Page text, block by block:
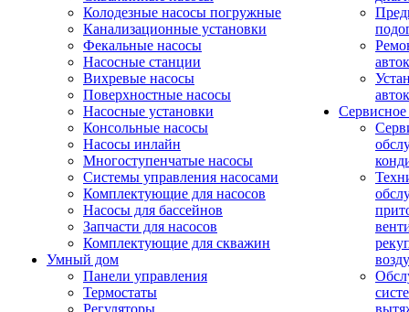
Колодезные насосы погружные
Канализационные установки
Фекальные насосы
Насосные станции
Вихревые насосы
Поверхностные насосы
Насосные установки
Консольные насосы
Насосы инлайн
Многоступенчатые насосы
Системы управления насосами
Комплектующие для насосов
Насосы для бассейнов
Запчасти для насосов
Комплектующие для скважин
Умный дом
Панели управления
Термостаты
Регуляторы